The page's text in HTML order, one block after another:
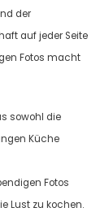
der
auf jeder Seite
Fotos macht
sowohl die
Küche
Fotos
Lust zu kochen.